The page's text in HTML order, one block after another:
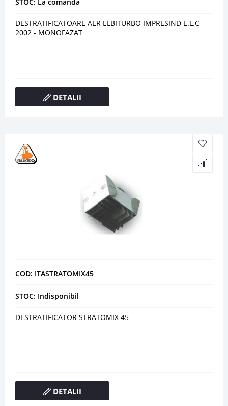
DESTRATIFICATOARE AER ELBITURBO IMPRESIND E.L.C
2002 - MONOFAZAT
DETALII
COD: ITASTRATOMIX45
STOC: Indisponibil
DESTRATIFICATOR STRATOMIX 45
DETALII